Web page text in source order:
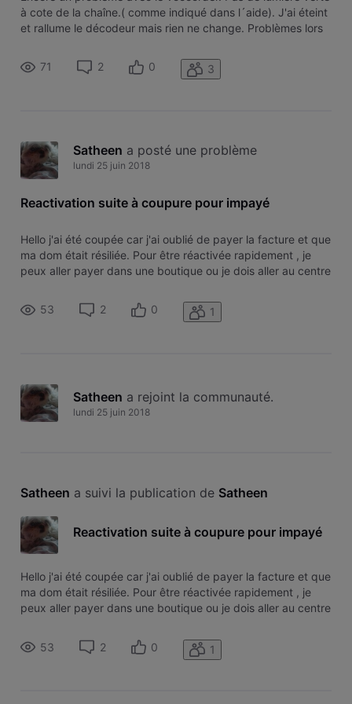
à cote de la chaîne.( comme indiqué dans l´aide). J'ai éteint
et rallume le décodeur mais rien ne change. Problèmes lors
de la vision normale...un abonnement qui coûte🤮🤧😡 cher
pour
71 2 0 3
Satheen a posté une problème
lundi 25 juin 2018
Reactivation suite à coupure pour impayé
Hello j'ai été coupée car j'ai oublié de payer la facture et que
ma dom était résiliée. Pour être réactivée rapidement , je
peux aller payer dans une boutique ou je dois aller au centre
53
2 0 1
Satheen a rejoint la communauté.
lundi 25 juin 2018
Satheen a suivi la publication de Satheen
Reactivation suite à coupure pour impayé
Hello j'ai été coupée car j'ai oublié de payer la facture et que
ma dom était résiliée. Pour être réactivée rapidement , je
peux aller payer dans une boutique ou je dois aller au centre
53
2 0 1